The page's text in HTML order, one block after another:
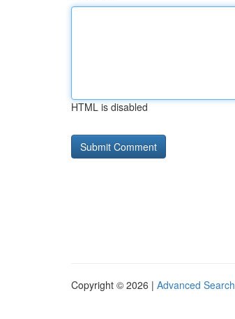
HTML is disabled
Copyright © 2026 | Advanced Search